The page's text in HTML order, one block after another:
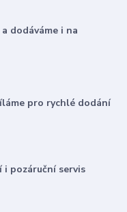
dodáváme i na
pro rychlé dodání
i pozáruční servis